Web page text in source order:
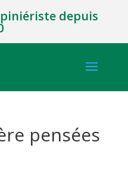
depuis
pensées